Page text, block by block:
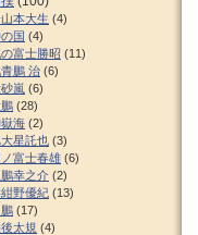
本大生 (4)
国 (4)
富士勝昭 (11)
鵬 治 (6)
嵐 (6)
(28)
海 (2)
星託也 (3)
ノ富士春雄 (6)
鵬幸之介 (2)
野優紀 (13)
(17)
太規 (4)